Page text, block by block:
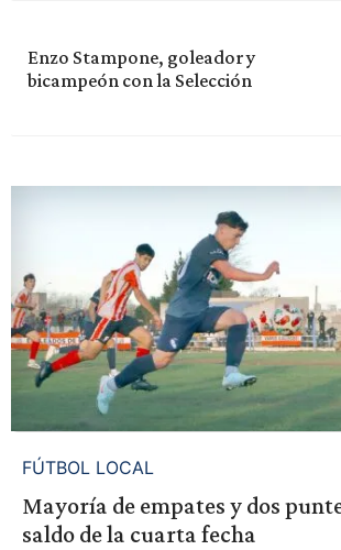
Enzo Stampone, goleador y
bicampeón con la Selección
FÚTBOL LOCAL
Mayoría de empates y dos
saldo de la cuarta fecha